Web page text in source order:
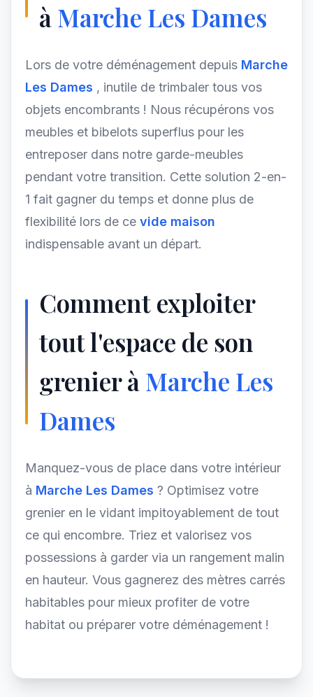
àMarche Les Dames
Lors de votre déménagement depuis Marche
Les Dames , inutile de trimbaler tous vos
objets encombrants ! Nous récupérons vos
meubles et bibelots superflus pour les
entreposer dans notre garde-meubles
pendant votre transition. Cette solution 2-en-
1 fait gagner du temps et donne plus de
flexibilité lors de ce vide maison
indispensable avant un départ.
Comment exploiter
tout l'espace de son
grenier àMarche Les
Dames
Manquez-vous de place dans votre intérieur
à Marche Les Dames ? Optimisez votre
grenier en le vidant impitoyablement de tout
ce qui encombre. Triez et valorisez vos
possessions à garder via un rangement malin
en hauteur. Vous gagnerez des mètres carrés
habitables pour mieux profiter de votre
habitat ou préparer votre déménagement !